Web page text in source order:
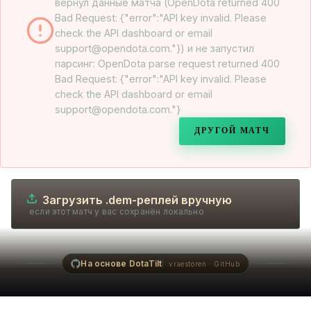
вернул данные матча (OpenDota returned 400
Bad Request: {"error":"API key invalid. Please
check the API dashboard or email
support@opendota.com."}) и не запустил
парсинг: OpenDota parse request returned 400
Bad Request: {"error":"API key invalid. Please
check the API dashboard or email
support@opendota.com."}
ДРУГОЙ МАТЧ
Загрузить .dem-реплей вручную
если этот матч у вас сохранён локально
На основе DotaTilt vraestoren · GitHub